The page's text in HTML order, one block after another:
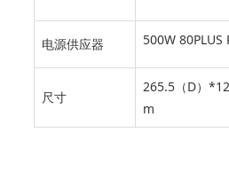
电源供应器 500W
尺寸
265.5（D）
m